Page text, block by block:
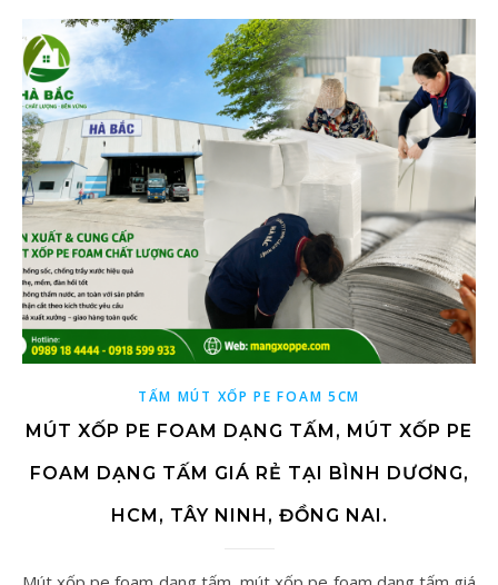
TẤM MÚT XỐP PE FOAM 5CM
MÚT XỐP PE FOAM DẠNG TẤM, MÚT XỐP PE
FOAM DẠNG TẤM GIÁ RẺ TẠI BÌNH DƯƠNG,
HCM, TÂY NINH, ĐỒNG NAI.